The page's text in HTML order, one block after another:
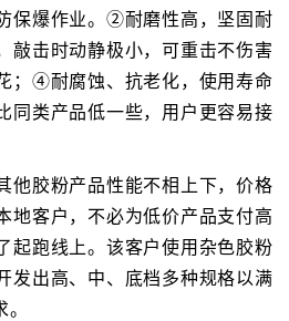
保爆作业。②耐磨性高，坚固耐
敲击时动静极小，可重击不伤害
；④耐腐蚀、抗老化，使用寿命
同类产品低一些，用户更容易接
他胶粉产品性能不相上下，价格
地客户，不必为低价产品支付高
起跑线上。该客户使用杂色胶粉
发出高、中、底档多种规格以满